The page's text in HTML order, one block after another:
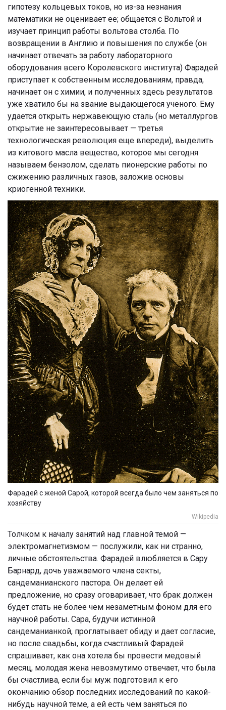
гипотезу кольцевых токов, но из-за незнания
математики не оценивает ее; общается с Вольтой и
изучает принцип работы вольтова столба. По
возвращении в Англию и повышения по службе (он
начинает отвечать за работу лабораторного
оборудования всего Королевского института) Фарадей
приступает к собственным исследованиям, правда,
начинает он с химии, и полученных здесь результатов
уже хватило бы на звание выдающегося ученого. Ему
удается открыть нержавеющую сталь (но металлургов
открытие не заинтересовывает — третья
технологическая революция еще впереди), выделить
из китового масла вещество, которое мы сегодня
называем бензолом, сделать пионерские работы по
сжижению различных газов, заложив основы
криогенной техники.
Фарадей с женой Сарой, которой всегда было чем заняться по
хозяйству
Wikipedia
Толчком к началу занятий над главной темой —
электромагнетизмом — послужили, как ни странно,
личные обстоятельства. Фарадей влюбляется в Сару
Барнард, дочь уважаемого члена секты,
сандеманианского пастора. Он делает ей
предложение, но сразу оговаривает, что брак должен
будет стать не более чем незаметным фоном для его
научной работы. Сара, будучи истинной
сандеманианкой, проглатывает обиду и дает согласие,
но после свадьбы, когда счастливый Фарадей
спрашивает, как она хотела бы провести медовый
месяц, молодая жена невозмутимо отвечает, что была
бы счастлива, если бы муж подготовил к его
окончанию обзор последних исследований по какой-
нибудь научной теме, а ей есть чем заняться по